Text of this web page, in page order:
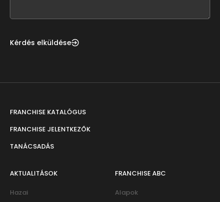
Kérdés elküldése
FRANCHISE KATALÓGUS
FRANCHISE JELENTKEZŐK
TANÁCSADÁS
AKTUALITÁSOK
Hazai
FRANCHISE ABC
Alapok